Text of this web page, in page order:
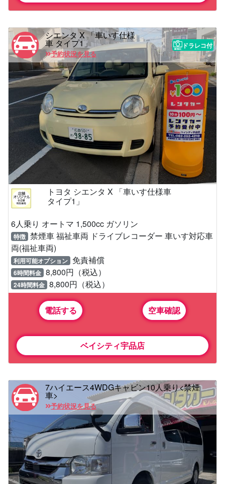
シエンタ X 「車いす仕様
車 タイプ1」
予約状況を見る
ドラレコ付
トヨタ シエンタ X 「車いす仕様車
タイプ1」
6人乗り オートマ 1,500cc ガソリン
特徴 禁煙車 福祉車両 ドライブレコーダー 車いす対応車
両(福祉車両)
利用可能オプション 免責補償
6時間料金 8,800円（税込）
24時間料金 8,800円（税込）
電話する 空車確認
ベイシティ宇品店
7ハイエース4WDGキャビン10人乗り<禁煙
車>
予約状況を見る